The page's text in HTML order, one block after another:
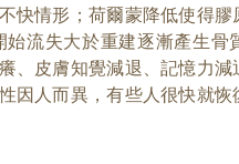
快情形；荷爾蒙降低使得膠
流失大於重建逐漸產生骨
、皮膚知覺減退、記憶力減
因人而異，有些人很快就恢